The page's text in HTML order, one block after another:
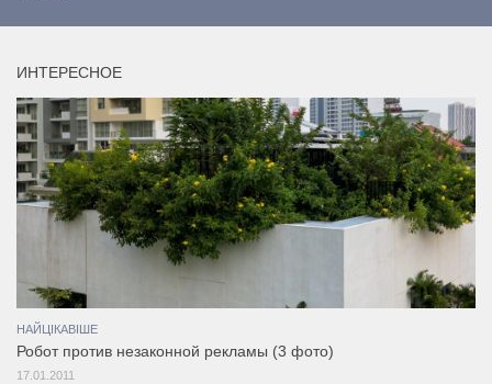
ИНТЕРЕСНОЕ
НАЙЦІКАВІШЕ
Робот против незаконной рекламы (3 фото)
17.01.2011